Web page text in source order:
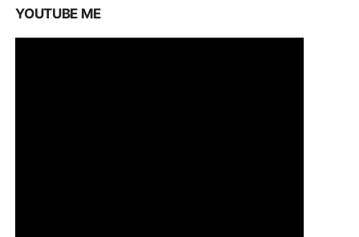
YOUTUBE ME